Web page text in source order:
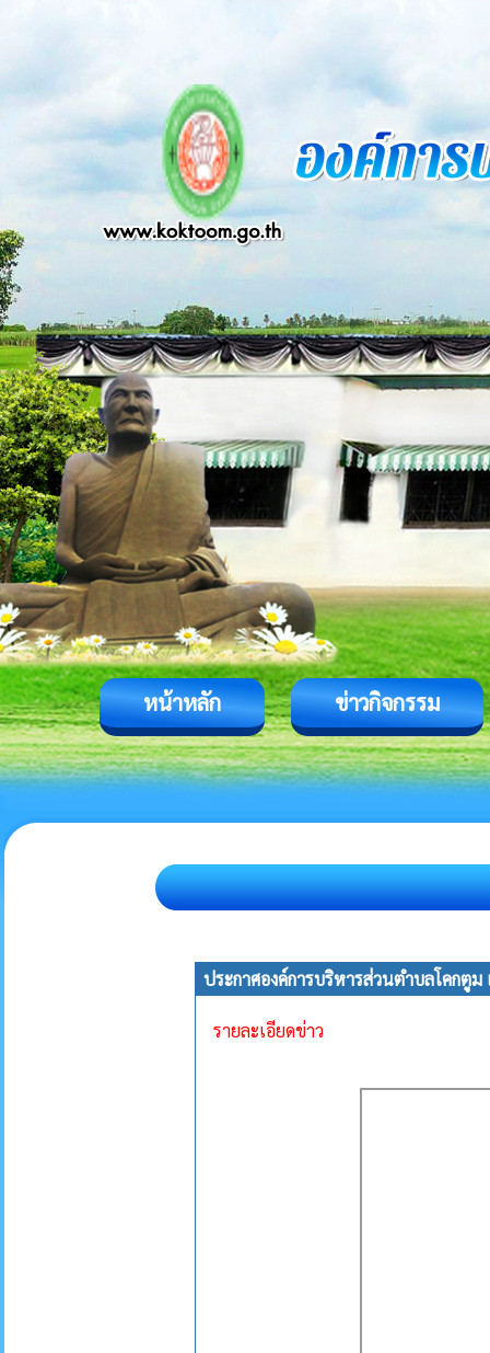
หน้าหลัก ข่าวกิจกรรม
ประกาศองค์การบริหารส่วนตำบลโคกตู
รายละเอียดข่าว